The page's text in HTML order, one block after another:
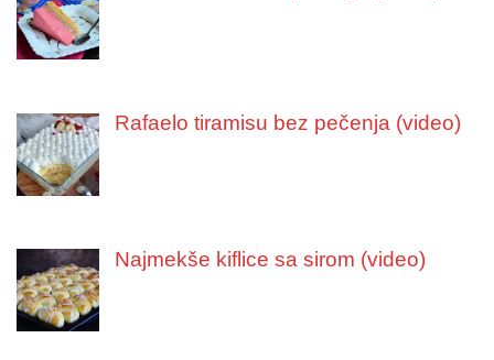
Rafaelo tiramisu bez pečenja (video)
Najmekše kiflice sa sirom (video)